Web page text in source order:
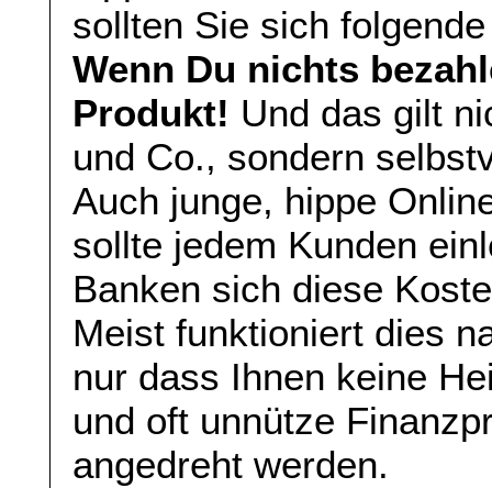
sollten Sie sich
Wenn Du nichts
Produkt! Und das gilt
und Co., sondern
Auch junge, hippe
sollte jedem Kunden
Banken sich diese
Meist funktioniert dies
nur dass Ihnen keine
und oft unnütze
angedreht werden.